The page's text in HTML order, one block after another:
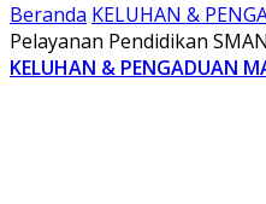
Beranda KELUHAN &
Pelayanan Pendidikan
KELUHAN & PENGADUAN